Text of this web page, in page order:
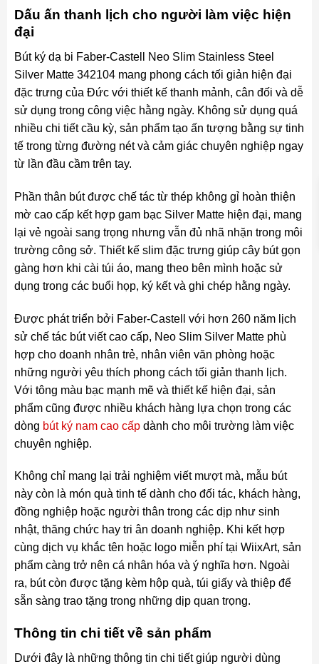
Dấu ấn thanh lịch cho người làm việc hiện
đại
Bút ký dạ bi Faber-Castell Neo Slim Stainless Steel
Silver Matte 342104 mang phong cách tối giản hiện đại
đặc trưng của Đức với thiết kế thanh mảnh, cân đối và dễ
sử dụng trong công việc hằng ngày. Không sử dụng quá
nhiều chi tiết cầu kỳ, sản phẩm tạo ấn tượng bằng sự tinh
tế trong từng đường nét và cảm giác chuyên nghiệp ngay
từ lần đầu cầm trên tay.
Phần thân bút được chế tác từ thép không gỉ hoàn thiện
mờ cao cấp kết hợp gam bạc Silver Matte hiện đại, mang
lại vẻ ngoài sang trọng nhưng vẫn đủ nhã nhặn trong môi
trường công sở. Thiết kế slim đặc trưng giúp cây bút gọn
gàng hơn khi cài túi áo, mang theo bên mình hoặc sử
dụng trong các buổi họp, ký kết và ghi chép hằng ngày.
Được phát triển bởi Faber-Castell với hơn 260 năm lịch
sử chế tác bút viết cao cấp, Neo Slim Silver Matte phù
hợp cho doanh nhân trẻ, nhân viên văn phòng hoặc
những người yêu thích phong cách tối giản thanh lịch.
Với tông màu bạc mạnh mẽ và thiết kế hiện đại, sản
phẩm cũng được nhiều khách hàng lựa chọn trong các
dòng bút ký nam cao cấpdành cho môi trường làm việc
chuyên nghiệp.
Không chỉ mang lại trải nghiệm viết mượt mà, mẫu bút
này còn là món quà tinh tế dành cho đối tác, khách hàng,
đồng nghiệp hoặc người thân trong các dịp như sinh
nhật, thăng chức hay tri ân doanh nghiệp. Khi kết hợp
cùng dịch vụ khắc tên hoặc logo miễn phí tại WiixArt, sản
phẩm càng trở nên cá nhân hóa và ý nghĩa hơn. Ngoài
ra, bút còn được tặng kèm hộp quà, túi giấy và thiệp để
sẵn sàng trao tặng trong những dịp quan trọng.
Thông tin chi tiết về sản phẩm
Dưới đây là những thông tin chi tiết giúp người dùng